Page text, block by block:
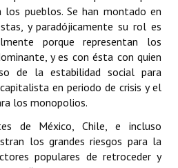
los pueblos. Se han montado en
y paradójicamente su rol es
porque representan los
y es con ésta con quien
de la estabilidad social para
en periodo de crisis y el
los monopolios.
de México, Chile, e incluso
los grandes riesgos para la
populares de retroceder y